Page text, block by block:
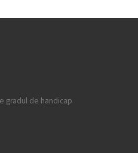
gradul de handicap